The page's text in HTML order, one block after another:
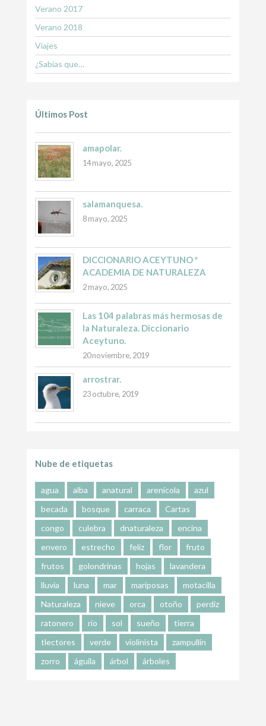
Verano 2017
Verano 2018
Viajes
¿Sabías que…
Últimos Post
amapolar.
14 mayo, 2025
salamanquesa.
8 mayo, 2025
DICCIONARIO ACEYTUNO *
ACADEMIA DE NATURALEZA
2 mayo, 2025
Las 104 palabras más hermosas de
la Naturaleza. Diccionario
Aceytuno.
20 noviembre, 2019
arrostrar.
23 octubre, 2019
Nube de etiquetas
agua alba anatural arenícola
azul
becada
bosque carraca
Cartas
congo
culebra dnaturaleza
encina
envero
estrecho feliz flor
fruto
frutos
golondrinas hojas
lavandera
lluvia
luna mar mariposas
motacilla
Naturaleza
nieve orca otoño
perdiz
ratonero
río sol sueño
tierra
tlectores
verde violinista
zampullín
zorro
águila árbol árboles